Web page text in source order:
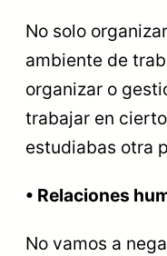
No solo
ambiente de
organizar o
trabajar en
estudiabas otra
• Relaciones
No vamos a